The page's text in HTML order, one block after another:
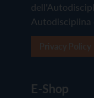
Autodisciplina
E-Shop